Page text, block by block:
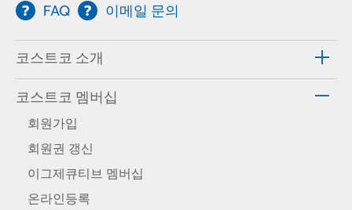
FAQ 이메일 문의
코스트코 소개
코스트코 멤버십
회원가입
회원권 갱신
이그제큐티브 멤버십
온라인등록